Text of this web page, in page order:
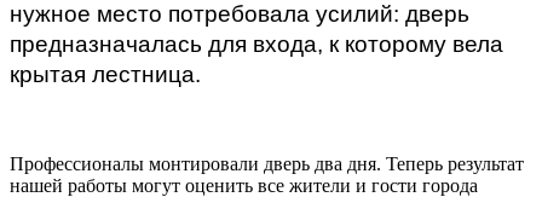
нужное место потребовала усилий: дверь
предназначалась для входа, к которому вела
крытая лестница.
Профессионалы монтировали дверь два дня. Теперь результат
нашей работы могут оценить все жители и гости города